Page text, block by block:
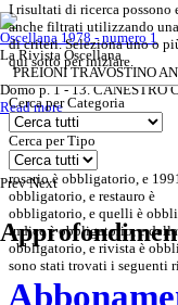
I risultati di ricerca possono
anche filtrati utilizzando
di criteri. Seleziona uno o
qui sotto per iniziare.
Cerca per Categoria
Cerca per Tipo
rosarioè obbligatorio , e 1991
obbligatorio , e restauro è
obbligatorio , e quelli è
indiceè obbligatorio, edella
obbligatorio , e rivista è
sono stati trovati i seguenti
Oscellana 1978 - numero 1
La Rivista Oscellana
PREIONI TRAVOSTINO
Domo p. 1 - 13. CANESTRO
Read more
Prev Next